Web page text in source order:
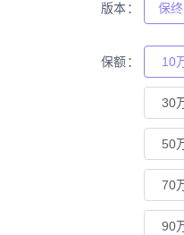
版本 保
保额 10
30
50
70
90